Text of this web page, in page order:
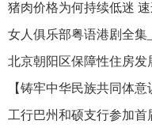
猪肉价格为何持续低迷 速
女人俱乐部粤语港剧全集
北京朝阳区保障性住房发
工行巴州和硕支行参加首